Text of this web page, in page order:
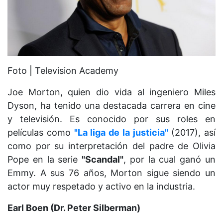
Foto | Television Academy
Joe Morton, quien dio vida al ingeniero Miles
Dyson, ha tenido una destacada carrera en cine
y televisión. Es conocido por sus roles en
películas como "La liga de la justicia"(2017), así
como por su interpretación del padre de Olivia
Pope en la serie"Scandal", por la cual ganó un
Emmy. A sus 76 años, Morton sigue siendo un
actor muy respetado y activo en la industria.
Earl Boen (Dr. Peter Silberman)